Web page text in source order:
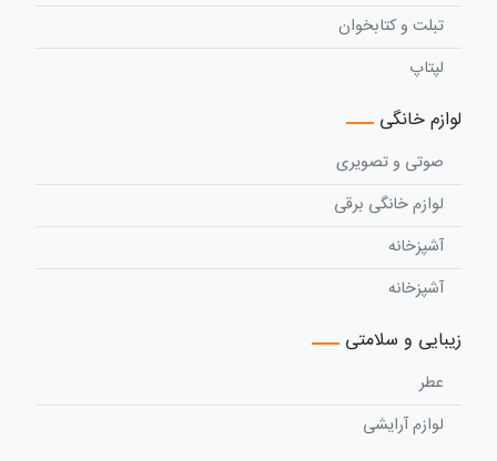
تبلت و کتابخوان
لپتاپ
لوازم خانگی
صوتی و تصویری
لوازم خانگی برقی
آشپزخانه
آشپزخانه
زیبایی و سلامتی
عطر
لوازم آرایشی